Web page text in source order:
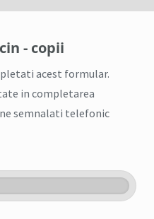
- copii
acest formular.
in completarea
semnalati telefonic